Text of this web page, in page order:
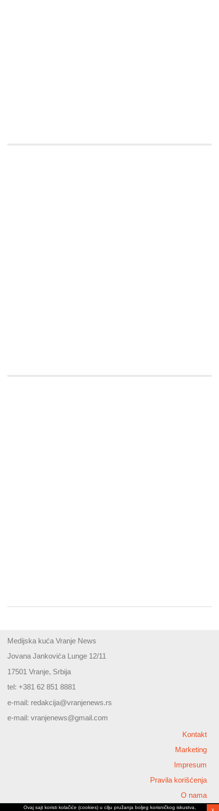
Medijska kuća Vranje News
Jovana Jankovića Lunge 12/11
17501 Vranje, Srbija
tel: +381 62 851 8881
e-mail: redakcija@vranjenews.rs
e-mail: vranjenews@gmail.com
Kontakt
Marketing
Impresum
Pravila korišćenja
O nama
Ovaj sajt koristi kolačiće (cookies) u cilju pružanja boljeg korisničkog iskustva,